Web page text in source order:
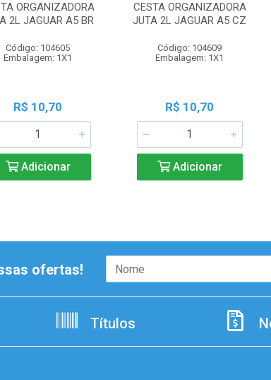
ORGANIZADORA
2L JAGUAR A5 BR
Código: 104605
Embalagem: 1X1
R$ 10,70
Adicionar
CESTA ORGANIZADORA
JUTA 2L JAGUAR A5 CZ
Código: 104609
Embalagem: 1X1
R$ 10,70
Adicionar
ofertas!
Títulos